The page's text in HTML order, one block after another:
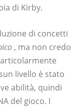
di Kirby.
di concetti
, ma non credo
livello è stato
abilità, quindi
del gioco. I